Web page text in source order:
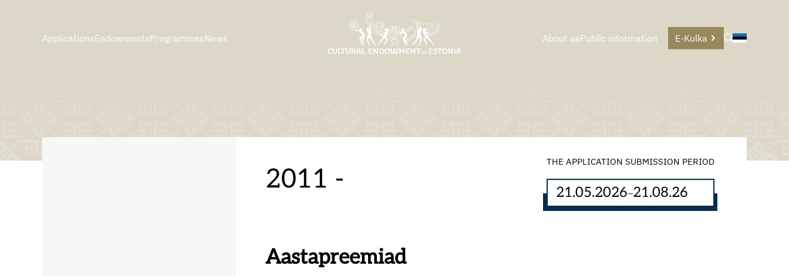
ApplicationsEndowmentsProgrammesNews About usPublic information E-Kulka
2011 -
THE APPLICATION SUBMISSION PERIOD
21.05.2026–21.08.26
Aastapreemiad